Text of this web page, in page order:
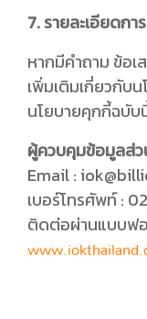
7. รายละเอียดก
หากมีคำถาม ข้อเ
เพิ่มเติมเกี่ยวกับ
นโยบายคุกกี้ฉบั
ผู้ควบคุมข้อมูลส่
Email :
เบอร์โทรศัพท์ :
ติดต่อผ่านแบบฟ